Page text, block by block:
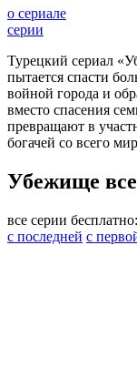
о сериале
серии
Турецкий сериал
пытается спасти
войной города и
вместо спасения
превращают в
богачей со всего
Убежище
все серии бесплатно:
с последней с